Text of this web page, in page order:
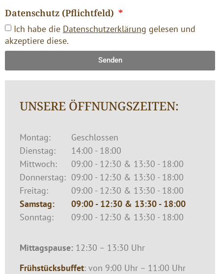
Datenschutz (Pflichtfeld)
Ich habe die Datenschutzerklärung gelesen und
akzeptiere diese.
Senden
UNSERE ÖFFNUNGSZEITEN:
Montag:
Geschlossen
Dienstag:
14:00 - 18:00
Mittwoch:
09:00 - 12:30 & 13:30 - 18:00
Donnerstag: 09:00 - 12:30 & 13:30 - 18:00
Freitag:
09:00 - 12:30 & 13:30 - 18:00
Samstag:
09:00 - 12:30 & 13:30 - 18:00
Sonntag:
09:00 - 12:30 & 13:30 - 18:00
Mittagspause: 12:30 – 13:30 Uhr
Frühstücksbuffet: von 9:00 Uhr – 11:00 Uhr